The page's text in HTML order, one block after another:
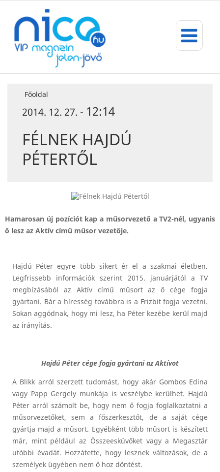
Főoldal
2014. 12. 27. - 12:14
FÉLNEK HAJDÚ
PÉTERTŐL
Hamarosan új pozíciót kap a műsorvezető a TV2-nél, ugyanis
ő lesz az Aktív című műsor vezetője.
Hajdú Péter egyre több sikert ér el a szakmai életben.
Legfrissebb információk szerint 2015. januárjától a TV
megbízásából az Aktív című műsort az ő cége fogja
gyártani. Bár a híresség továbbra is a Frizbit fogja vezetni.
Sokan aggódnak, hogy mi lesz, ha Péter kezébe kerül majd
az irányítás.
Hajdú Péter cége fogja gyártani az Aktívot
A Blikk arról szerzett tudomást, hogy akár Gombos Edina
vagy Papp Gergely munkája is veszélybe kerülhet. Hajdú
Péter arról számolt be, hogy nem ő fogja foglalkoztatni a
műsorvezetőket, sem a főszerkesztőt, de a saját cége
gyártja majd a műsort. Egyébként több műsort is készített
már, mint például az Összeesküvőket vagy a Megasztár
utóbbi évadát. Hozzátette, hogy lesznek változások, de a
személyek ügyében nem ő hoz döntést.